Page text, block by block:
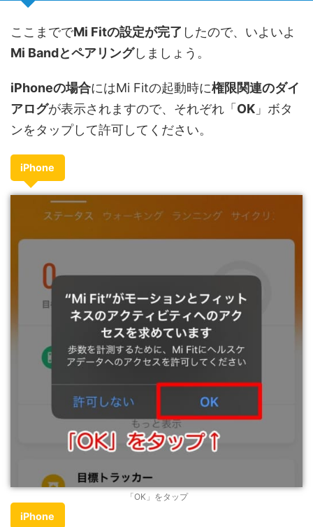
ここまででMi Fitの設定が完了 したので、いよいよ
Mi Bandとペアリングしましょう。
iPhoneの場合にはMi Fitの起動時に権限関連のダイ
アログが表示されますので、それぞれ「OK 」ボタ
ンをタップして許可してください。
iPhone
「OK」をタップ
iPhone